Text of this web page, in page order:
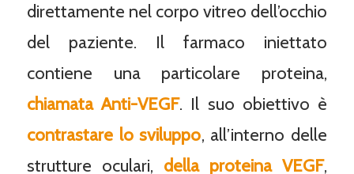
direttamente nel corpo vitreo dell’occhio
del paziente. Il farmaco iniettato
contiene una particolare proteina,
chiamata Anti-VEGF. Il suo obiettivo è
contrastare lo sviluppo, all’interno delle
strutture oculari, della proteina VEGF,